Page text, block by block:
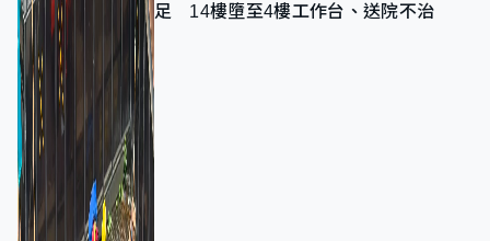
足 14樓墮至4樓工作台、送院不治